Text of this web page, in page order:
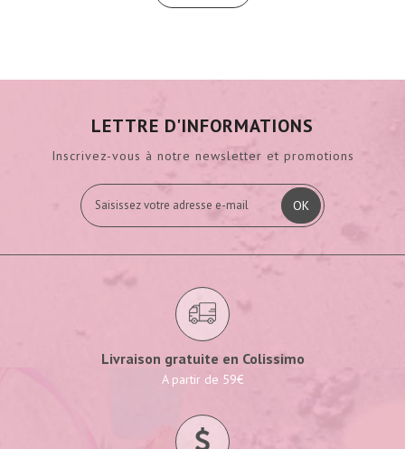
LETTRE D'INFORMATIONS
Inscrivez-vous à notre newsletter et promotions
OK
Livraison gratuite en Colissimo
A partir de 59€